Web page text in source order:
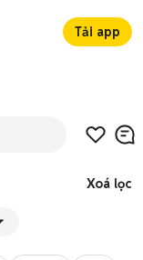
Tải app
Xoá lọc